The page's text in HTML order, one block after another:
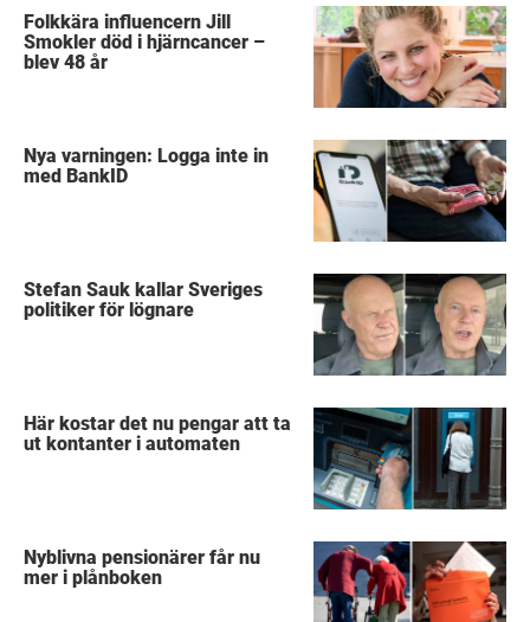
Folkkära influencern Jill
Smokler död i hjärncancer –
blev 48 år
Nya varningen: Logga inte in
med BankID
Stefan Sauk kallar Sveriges
politiker för lögnare
Här kostar det nu pengar att ta
ut kontanter i automaten
Nyblivna pensionärer får nu
mer i plånboken